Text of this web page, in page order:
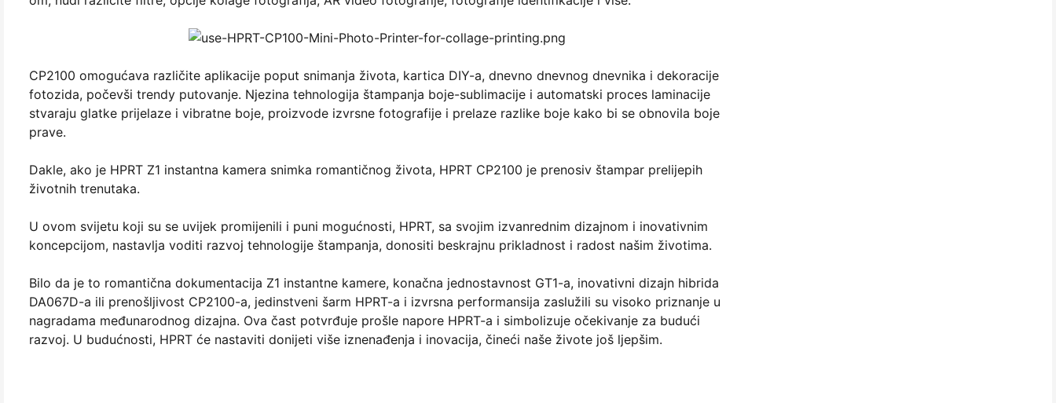
CP2100 omogućava različite aplikacije poput snimanja života, kartica DIY-a, dnevno dnevnog dnevnika i dekoracije
fotozida, počevši trendy putovanje. Njezina tehnologija štampanja boje-sublimacije i automatski proces laminacije
stvaraju glatke prijelaze i vibratne boje, proizvode izvrsne fotografije i prelaze razlike boje kako bi se obnovila boje
prave.
Dakle, ako je HPRT Z1 instantna kamera snimka romantičnog života, HPRT CP2100 je prenosiv štampar prelijepih
životnih trenutaka.
U ovom svijetu koji su se uvijek promijenili i puni mogućnosti, HPRT, sa svojim izvanrednim dizajnom i inovativnim
koncepcijom, nastavlja voditi razvoj tehnologije štampanja, donositi beskrajnu prikladnost i radost našim životima.
Bilo da je to romantična dokumentacija Z1 instantne kamere, konačna jednostavnost GT1-a, inovativni dizajn hibrida
DA067D-a ili prenošljivost CP2100-a, jedinstveni šarm HPRT-a i izvrsna performansija zaslužili su visoko priznanje u
nagradama međunarodnog dizajna. Ova čast potvrđuje prošle napore HPRT-a i simbolizuje očekivanje za budući
razvoj. U budućnosti, HPRT će nastaviti donijeti više iznenađenja i inovacija, čineći naše živote još ljepšim.